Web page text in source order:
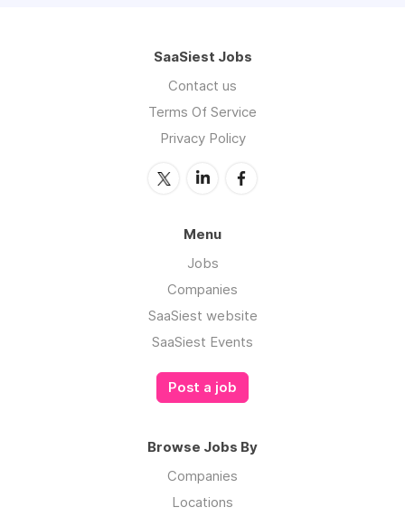
SaaSiest Jobs
Contact us
Terms Of Service
Privacy Policy
Menu
Jobs
Companies
SaaSiest website
SaaSiest Events
Post a job
Browse Jobs By
Companies
Locations